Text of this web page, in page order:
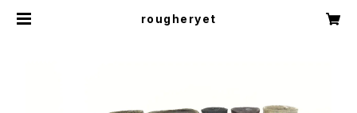
rougheryet